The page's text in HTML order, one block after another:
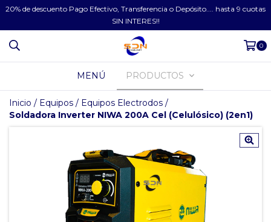
20% de descuento Pago Efectivo, Transferencia o Depósito.... hasta 9 cuotas
SIN INTERES!!
0
MENÚ PRODUCTOS
Inicio / Equipos / Equipos Electrodos /
Soldadora Inverter NIWA 200A Cel (Celulósico) (2en1)